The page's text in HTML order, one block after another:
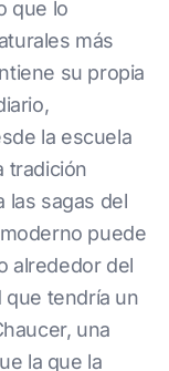
que lo
más
su propia
la escuela
tradición
las sagas del
puede
alrededor del
que tendría un
una
la que la